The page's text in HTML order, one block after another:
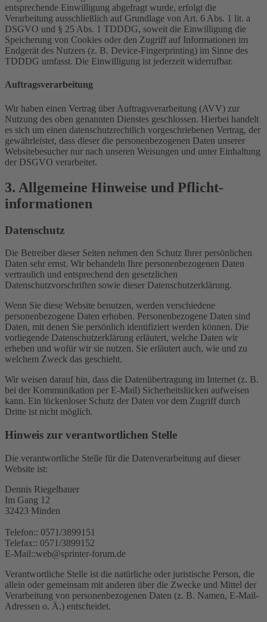
entsprechende Einwilligung abgefragt wurde, erfolgt die
Verarbeitung ausschließlich auf Grundlage von Art. 6 Abs. 1 lit. a
DSGVO und § 25 Abs. 1 TDDDG, soweit die Einwilligung die
Speicherung von Cookies oder den Zugriff auf Informationen im
Endgerät des Nutzers (z. B. Device-Fingerprinting) im Sinne des
TDDDG umfasst. Die Einwilligung ist jederzeit widerrufbar.
Auftragsverarbeitung
Wir haben einen Vertrag über Auftragsverarbeitung (AVV) zur
Nutzung des oben genannten Dienstes geschlossen. Hierbei handelt
es sich um einen datenschutzrechtlich vorgeschriebenen Vertrag, der
gewährleistet, dass dieser die personenbezogenen Daten unserer
Websitebesucher nur nach unseren Weisungen und unter Einhaltung
der DSGVO verarbeitet.
3. Allgemeine Hinweise und Pflicht­
informationen
Datenschutz
Die Betreiber dieser Seiten nehmen den Schutz Ihrer persönlichen
Daten sehr ernst. Wir behandeln Ihre personenbezogenen Daten
vertraulich und entsprechend den gesetzlichen
Datenschutzvorschriften sowie dieser Datenschutzerklärung.
Wenn Sie diese Website benutzen, werden verschiedene
personenbezogene Daten erhoben. Personenbezogene Daten sind
Daten, mit denen Sie persönlich identifiziert werden können. Die
vorliegende Datenschutzerklärung erläutert, welche Daten wir
erheben und wofür wir sie nutzen. Sie erläutert auch, wie und zu
welchem Zweck das geschieht.
Wir weisen darauf hin, dass die Datenübertragung im Internet (z. B.
bei der Kommunikation per E-Mail) Sicherheitslücken aufweisen
kann. Ein lückenloser Schutz der Daten vor dem Zugriff durch
Dritte ist nicht möglich.
Hinweis zur verantwortlichen Stelle
Die verantwortliche Stelle für die Datenverarbeitung auf dieser
Website ist:
Dennis Riegelbauer
Im Gang 12
32423 Minden
Telefon:: 0571/3899151
Telefax:: 0571/3899152
E-Mail::web@sprinter-forum.de
Verantwortliche Stelle ist die natürliche oder juristische Person, die
allein oder gemeinsam mit anderen über die Zwecke und Mittel der
Verarbeitung von personenbezogenen Daten (z. B. Namen, E-Mail-
Adressen o. Ä.) entscheidet.